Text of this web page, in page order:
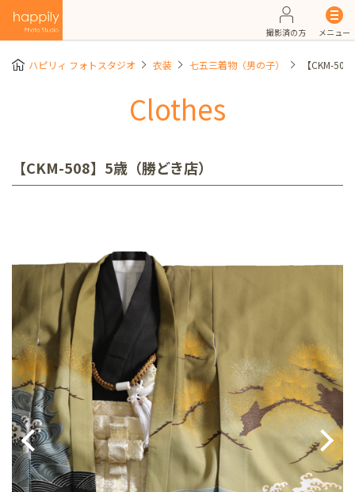
撮影済の方 メニュー
ハピリィ フォトスタジオ 衣装 七五三着物（男の子） 【CKM-
Clothes
【CKM-508】5歳（勝どき店）